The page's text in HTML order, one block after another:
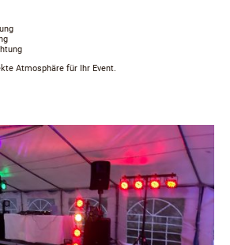
Atmosphäre für Ihr Event.